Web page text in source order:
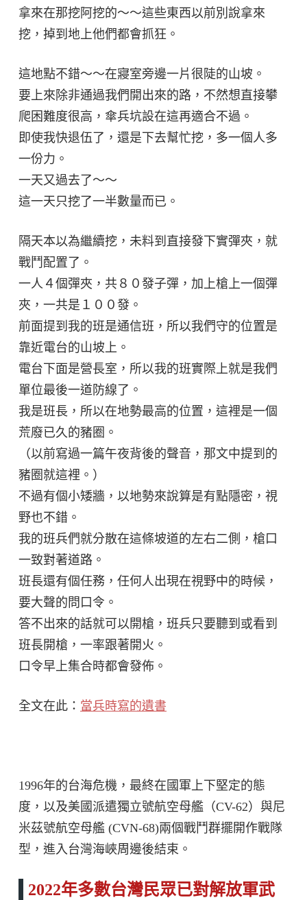
拿來在那挖阿挖的～～這些東西以前別說拿來
挖，掉到地上他們都會抓狂。
這地點不錯～～在寢室旁邊一片很陡的山坡。
要上來除非通過我們開出來的路，不然想直接攀
爬困難度很高，傘兵坑設在這再適合不過。
即使我快退伍了，還是下去幫忙挖，多一個人多
一份力。
一天又過去了～～
這一天只挖了一半數量而已。
隔天本以為繼續挖，未料到直接發下實彈夾，就
戰鬥配置了。
一人４個彈夾，共８０發子彈，加上槍上一個彈
夾，一共是１００發。
前面提到我的班是通信班，所以我們守的位置是
靠近電台的山坡上。
電台下面是營長室，所以我的班實際上就是我們
單位最後一道防線了。
我是班長，所以在地勢最高的位置，這裡是一個
荒廢已久的豬圈。
（以前寫過一篇午夜背後的聲音，那文中提到的
豬圈就這裡。）
不過有個小矮牆，以地勢來說算是有點隱密，視
野也不錯。
我的班兵們就分散在這條坡道的左右二側，槍口
一致對著道路。
班長還有個任務，任何人出現在視野中的時候，
要大聲的問口令。
答不出來的話就可以開槍，班兵只要聽到或看到
班長開槍，一率跟著開火。
口令早上集合時都會發佈。
全文在此： 當兵時寫的遺書
1996年的台海危機，最終在國軍上下堅定的態
度，以及美國派遣獨立號航空母艦（CV-62）與尼
米茲號航空母艦 (CVN-68)兩個戰鬥群擺開作戰隊
型，進入台灣海峽周邊後結束。
2022年多數台灣民眾已對解放軍武